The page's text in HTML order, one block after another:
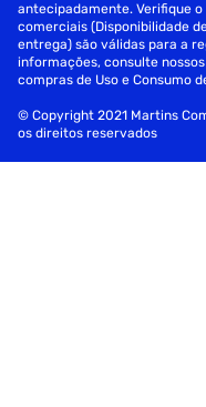
antecipadamente. Verifique
comerciais (Disponibilidade
entrega) são válidas para a
informações, consulte
compras de Uso e Consumo
© Copyright 2021 Martins
os direitos reservados